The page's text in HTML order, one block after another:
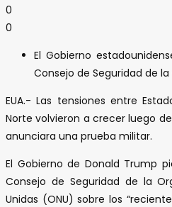
0
0
El Gobierno
Consejo de Seguridad de la
EUA.- Las tensiones entre
Norte volvieron a crecer luego
anunciara una prueba militar.
El Gobierno de Donald Trump
Consejo de Seguridad de la
Unidas (ONU) sobre los